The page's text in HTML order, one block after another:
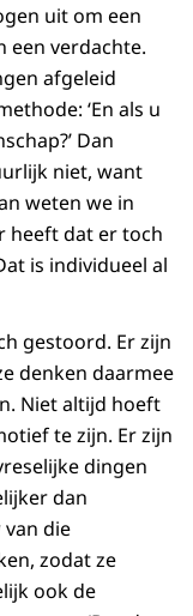
uit om een
een verdachte.
afgeleid
‘En als u
Dan
niet, want
weten we in
heeft dat er toch
is individueel al
gestoord. Er zijn
denken daarmee
Niet altijd hoeft
te zijn. Er zijn
dingen
dan
die
zodat ze
ook de